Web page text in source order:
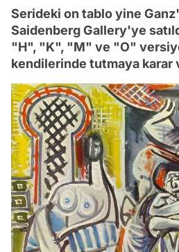
Serideki on tablo yine
Saidenberg Gallery'ye
"H", "K", "M" ve "O"
kendilerinde tutmaya karar